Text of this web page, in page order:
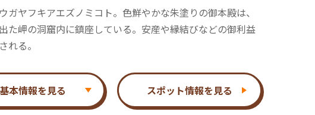
ガヤフキアエズノミコト。色鮮やかな朱塗りの御本殿は、
た岬の洞窟内に鎮座している。安産や縁結びなどの御利益
れる。
基本情報を見る スポット情報を見る